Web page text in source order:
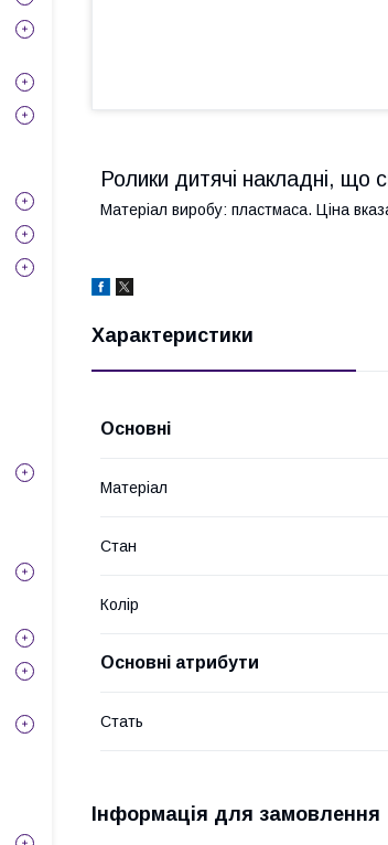
Ролики дитячі накладні, що
Матеріал виробу: пластмаса. Ціна
Характеристики
Основні
Матеріал
Стан
Колір
Основні атрибути
Стать
Інформація для замовлення